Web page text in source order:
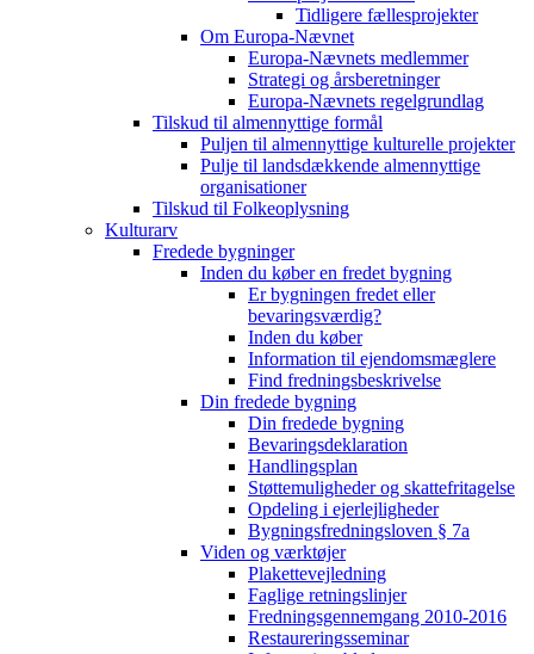
Tidligere fællesprojekter
Om Europa-Nævnet
Europa-Nævnets medlemmer
Strategi og årsberetninger
Europa-Nævnets regelgrundlag
Tilskud til almennyttige formål
Puljen til almennyttige kulturelle projekter
Pulje til landsdækkende almennyttige
organisationer
Tilskud til Folkeoplysning
Kulturarv
Fredede bygninger
Inden du køber en fredet bygning
Er bygningen fredet eller
bevaringsværdig?
Inden du køber
Information til ejendomsmæglere
Find fredningsbeskrivelse
Din fredede bygning
Din fredede bygning
Bevaringsdeklaration
Handlingsplan
Støttemuligheder og skattefritagelse
Opdeling i ejerlejligheder
Bygningsfredningsloven § 7a
Viden og værktøjer
Plakettevejledning
Faglige retningslinjer
Fredningsgennemgang 2010-2016
Restaureringsseminar